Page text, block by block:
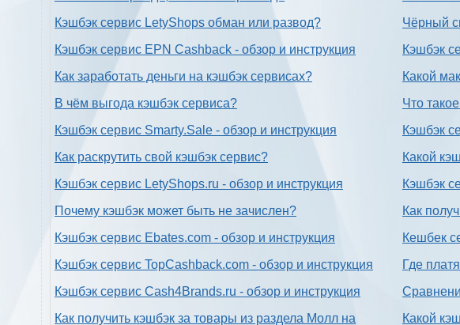
Кэшбэк сервис LetyShops обман или развод?
Кэшбэк сервис EPN Cashback - обзор и инструкция
Как заработать деньги на кэшбэк сервисах?
В чём выгода кэшбэк сервиса?
Кэшбэк сервис Smarty.Sale - обзор и инструкция
Как раскрутить свой кэшбэк сервис?
Кэшбэк сервис LetyShops.ru - обзор и инструкция
Почему кэшбэк может быть не зачислен?
Кэшбэк сервис Ebates.com - обзор и инструкция
Кэшбэк сервис TopCashback.com - обзор и инструкция
Кэшбэк сервис Cash4Brands.ru - обзор и инструкция
Как получить кэшбэк за товары из раздела Молл на
Чёрный
Кэшбэк
Какой
Что
Кэшбэк
Какой
Кэшбэк
Как
Кешбек
Где
Какой